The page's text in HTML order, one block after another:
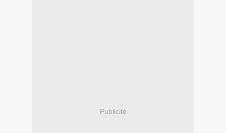
Publicité